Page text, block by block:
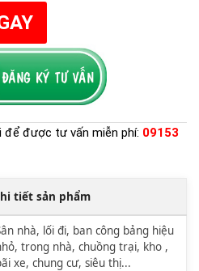
để được tư vấn miễn phí: 09153
tiết sản phẩm
nhà, lối đi, ban công bảng hiệu
trong nhà, chuồng trại, kho ,
xe, chung cư, siêu thị...